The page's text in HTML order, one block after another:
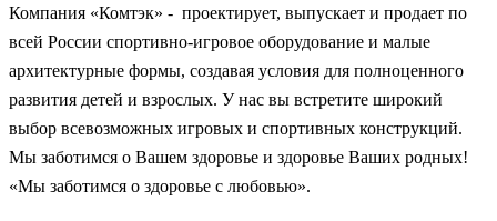
Компания «Комтэк» - проектирует, выпускает и продает по
всей России спортивно-игровое оборудование и малые
архитектурные формы, создавая условия для полноценного
развития детей и взрослых. У нас вы встретите широкий
выбор всевозможных игровых и спортивных конструкций.
Мы заботимся о Вашем здоровье и здоровье Ваших родных!
«Мы заботимся о здоровье с любовью».